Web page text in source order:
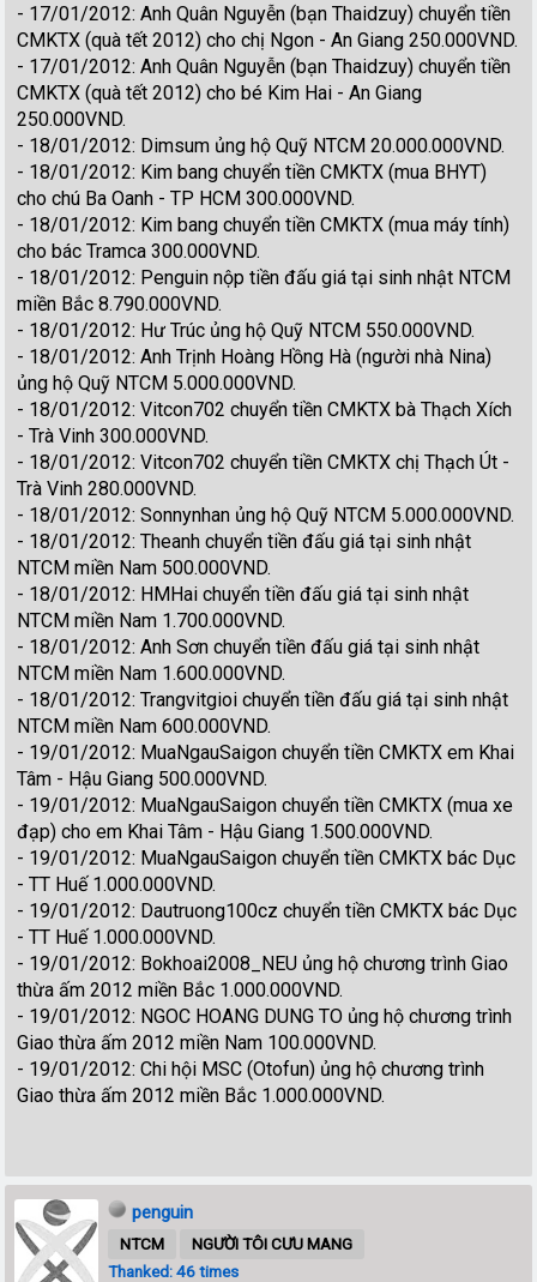
- 17/01/2012: Anh Quân Nguyễn (bạn Thaidzuy) chuyển tiền
CMKTX (quà tết 2012) cho chị Ngon - An Giang 250.000VND.
- 17/01/2012: Anh Quân Nguyễn (bạn Thaidzuy) chuyển tiền
CMKTX (quà tết 2012) cho bé Kim Hai - An Giang
250.000VND.
- 18/01/2012: Dimsum ủng hộ Quỹ NTCM 20.000.000VND.
- 18/01/2012: Kim bang chuyển tiền CMKTX (mua BHYT)
cho chú Ba Oanh - TP HCM 300.000VND.
- 18/01/2012: Kim bang chuyển tiền CMKTX (mua máy tính)
cho bác Tramca 300.000VND.
- 18/01/2012: Penguin nộp tiền đấu giá tại sinh nhật NTCM
miền Bắc 8.790.000VND.
- 18/01/2012: Hư Trúc ủng hộ Quỹ NTCM 550.000VND.
- 18/01/2012: Anh Trịnh Hoàng Hồng Hà (người nhà Nina)
ủng hộ Quỹ NTCM 5.000.000VND.
- 18/01/2012: Vitcon702 chuyển tiền CMKTX bà Thạch Xích
- Trà Vinh 300.000VND.
- 18/01/2012: Vitcon702 chuyển tiền CMKTX chị Thạch Út -
Trà Vinh 280.000VND.
- 18/01/2012: Sonnynhan ủng hộ Quỹ NTCM 5.000.000VND.
- 18/01/2012: Theanh chuyển tiền đấu giá tại sinh nhật
NTCM miền Nam 500.000VND.
- 18/01/2012: HMHai chuyển tiền đấu giá tại sinh nhật
NTCM miền Nam 1.700.000VND.
- 18/01/2012: Anh Sơn chuyển tiền đấu giá tại sinh nhật
NTCM miền Nam 1.600.000VND.
- 18/01/2012: Trangvitgioi chuyển tiền đấu giá tại sinh nhật
NTCM miền Nam 600.000VND.
- 19/01/2012: MuaNgauSaigon chuyển tiền CMKTX em Khai
Tâm - Hậu Giang 500.000VND.
- 19/01/2012: MuaNgauSaigon chuyển tiền CMKTX (mua xe
đạp) cho em Khai Tâm - Hậu Giang 1.500.000VND.
- 19/01/2012: MuaNgauSaigon chuyển tiền CMKTX bác Dục
- TT Huế 1.000.000VND.
- 19/01/2012: Dautruong100cz chuyển tiền CMKTX bác Dục
- TT Huế 1.000.000VND.
- 19/01/2012: Bokhoai2008_NEU ủng hộ chương trình Giao
thừa ấm 2012 miền Bắc 1.000.000VND.
- 19/01/2012: NGOC HOANG DUNG TO ủng hộ chương trình
Giao thừa ấm 2012 miền Nam 100.000VND.
- 19/01/2012: Chi hội MSC (Otofun) ủng hộ chương trình
Giao thừa ấm 2012 miền Bắc 1.000.000VND.
penguin
NTCM
NGƯỜI TÔI CƯU MANG
Thanked: 46 times